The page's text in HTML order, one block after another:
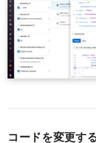
コードを変更す